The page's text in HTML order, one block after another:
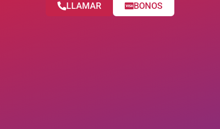
LLAMAR BONOS